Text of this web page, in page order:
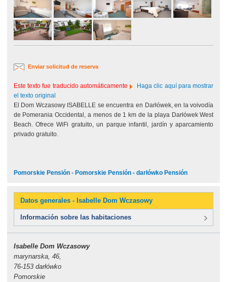
Enviar solicitud de reserva
Este texto fue traducido automáticamente
Haga clic aquí para mostrar
el texto original
El Dom Wczasowy ISABELLE se encuentra en Darłówek, en la voivodía
de Pomerania Occidental, a menos de 1 km de la playa Darłówek West
Beach. Ofrece WiFi gratuito, un parque infantil, jardín y aparcamiento
privado gratuito.
Pomorskie Pensión - Pomorskie Pensión - darłówko Pensión
Datos generales - Isabelle Dom Wczasowy
Información sobre las habitaciones
Isabelle Dom Wczasowy
marynarska, 46,
76-153 darłówko
Pomorskie